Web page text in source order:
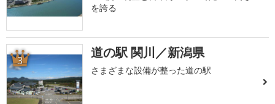
を誇る
3 道の駅 関川／新潟県
さまざまな設備が整った道の駅